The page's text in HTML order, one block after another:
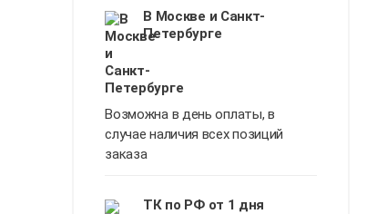
В Москве и Санкт-
Петербурге
Возможна в день оплаты, в
случае наличия всех позиций
заказа
ТК по РФ от 1 дня